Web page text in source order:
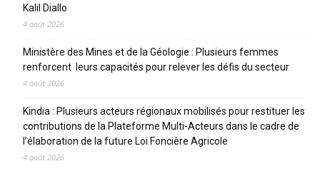
Kalil Diallo
4 août 2026
Ministère des Mines et de la Géologie : Plusieurs femmes
renforcent leurs capacités pour relever les défis du secteur
4 août 2026
Kindia : Plusieurs acteurs régionaux mobilisés pour restituer les
contributions de la Plateforme Multi-Acteurs dans le cadre de
l’élaboration de la future Loi Foncière Agricole
4 août 2026